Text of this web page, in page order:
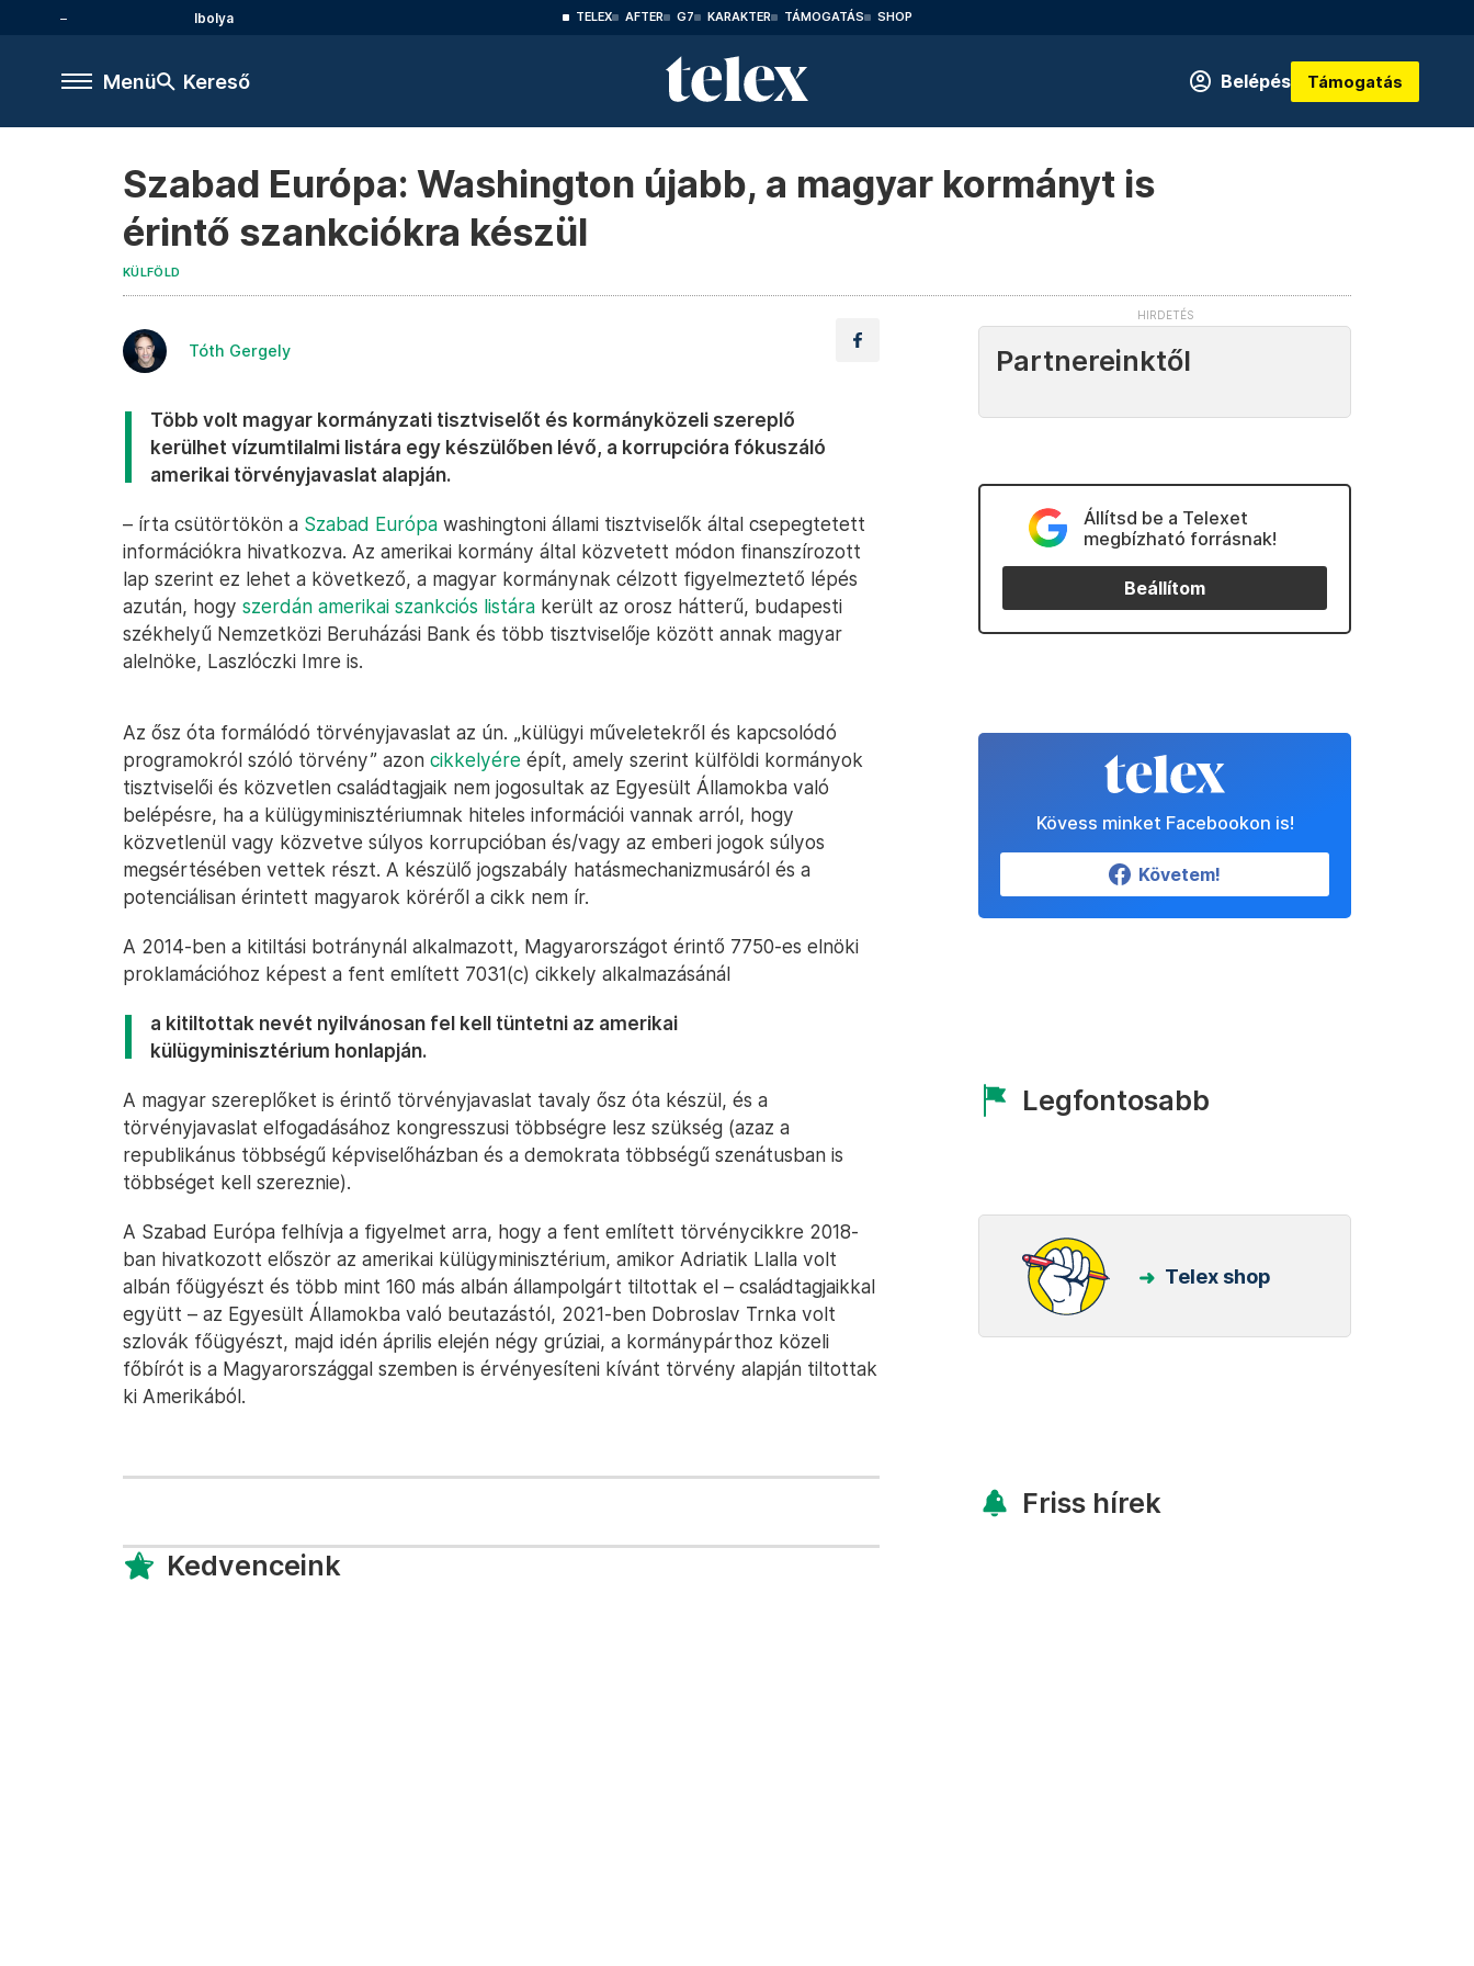
Ibolya TELEX AFTER G7 KARAKTER TÁMOGATÁS SHOP
Menü Kereső Belépés Támogatás
Szabad Európa: Washington újabb, a magyar kormányt is
érintő szankciókra készül
KÜLFÖLD
Tóth Gergely
Több volt magyar kormányzati tisztviselőt és kormányközeli szereplő
kerülhet vízumtilalmi listára egy készülőben lévő, a korrupcióra fókuszáló
amerikai törvényjavaslat alapján.
– írta csütörtökön a Szabad Európa washingtoni állami tisztviselők által csepegtetett
információkra hivatkozva. Az amerikai kormány által közvetett módon finanszírozott
lap szerint ez lehet a következő, a magyar kormánynak célzott figyelmeztető lépés
azután, hogy szerdán amerikai szankciós listára került az orosz hátterű, budapesti
székhelyű Nemzetközi Beruházási Bank és több tisztviselője között annak magyar
alelnöke, Laszlóczki Imre is.
Az ősz óta formálódó törvényjavaslat az ún. „külügyi műveletekről és kapcsolódó
programokról szóló törvény” azon cikkelyére épít, amely szerint külföldi kormányok
tisztviselői és közvetlen családtagjaik nem jogosultak az Egyesült Államokba való
belépésre, ha a külügyminisztériumnak hiteles információi vannak arról, hogy
közvetlenül vagy közvetve súlyos korrupcióban és/vagy az emberi jogok súlyos
megsértésében vettek részt. A készülő jogszabály hatásmechanizmusáról és a
potenciálisan érintett magyarok köréről a cikk nem ír.
A 2014-ben a kitiltási botránynál alkalmazott, Magyarországot érintő 7750-es elnöki
proklamációhoz képest a fent említett 7031(c) cikkely alkalmazásánál
a kitiltottak nevét nyilvánosan fel kell tüntetni az amerikai
külügyminisztérium honlapján.
A magyar szereplőket is érintő törvényjavaslat tavaly ősz óta készül, és a
törvényjavaslat elfogadásához kongresszusi többségre lesz szükség (azaz a
republikánus többségű képviselőházban és a demokrata többségű szenátusban is
többséget kell szereznie).
A Szabad Európa felhívja a figyelmet arra, hogy a fent említett törvénycikkre 2018-
ban hivatkozott először az amerikai külügyminisztérium, amikor Adriatik Llalla volt
albán főügyészt és több mint 160 más albán állampolgárt tiltottak el – családtagjaikkal
együtt – az Egyesült Államokba való beutazástól, 2021-ben Dobroslav Trnka volt
szlovák főügyészt, majd idén április elején négy grúziai, a kormánypárthoz közeli
főbírót is a Magyarországgal szemben is érvényesíteni kívánt törvény alapján tiltottak
ki Amerikából.
Kedvenceink
Partnereinktől
Állítsd be a Telexet
megbízható forrásnak!
Beállítom
Kövess minket Facebookon is!
Követem!
Legfontosabb
Telex shop
Friss hírek